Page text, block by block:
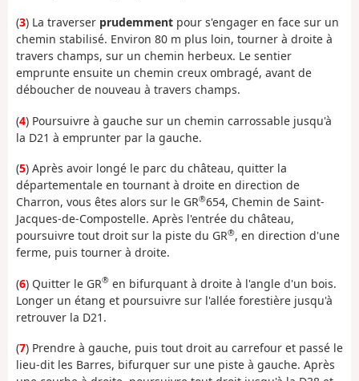
(3) La traverser prudemment pour s'engager en face sur un
chemin stabilisé. Environ 80 m plus loin, tourner à droite à
travers champs, sur un chemin herbeux. Le sentier
emprunte ensuite un chemin creux ombragé, avant de
déboucher de nouveau à travers champs.
(4) Poursuivre à gauche sur un chemin carrossable jusqu'à
la D21 à emprunter par la gauche.
(5) Après avoir longé le parc du château, quitter la
départementale en tournant à droite en direction de
Charron, vous êtes alors sur le GR®654, Chemin de Saint-
Jacques-de-Compostelle. Après l'entrée du château,
poursuivre tout droit sur la piste du GR®, en direction d'une
ferme, puis tourner à droite.
(6) Quitter le GR® en bifurquant à droite à l'angle d'un bois.
Longer un étang et poursuivre sur l'allée forestière jusqu'à
retrouver la D21.
(7) Prendre à gauche, puis tout droit au carrefour et passé le
lieu-dit les Barres, bifurquer sur une piste à gauche. Après